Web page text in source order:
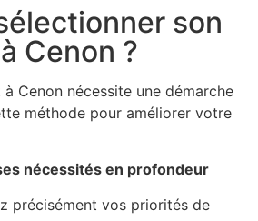
son
Cenon ?
Cenon nécessite une démarche
méthode pour améliorer votre
nécessités en profondeur
précisément vos priorités de